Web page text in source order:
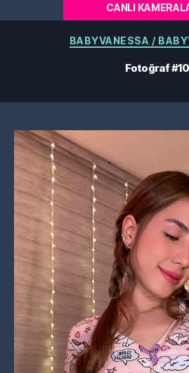
CANLI
BABYVANESSA /
Fotoğraf #10